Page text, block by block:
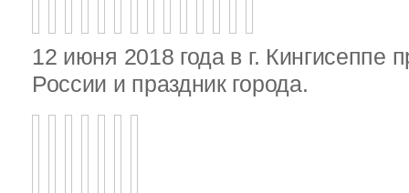
12 июня 2018 года в г. Кингисеппе
России и праздник города.